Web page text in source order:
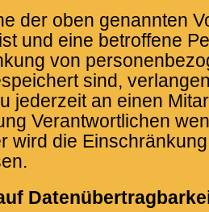
der oben genannten
und eine betroffene
von
sind,
jederzeit an einen
Verantwortlichen
wird die